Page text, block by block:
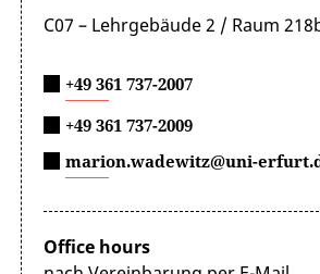
C07 – Lehrgebäude 2 / Raum
+49 361 737-2007
+49 361 737-2009
marion.wadewitz@uni-
Office hours